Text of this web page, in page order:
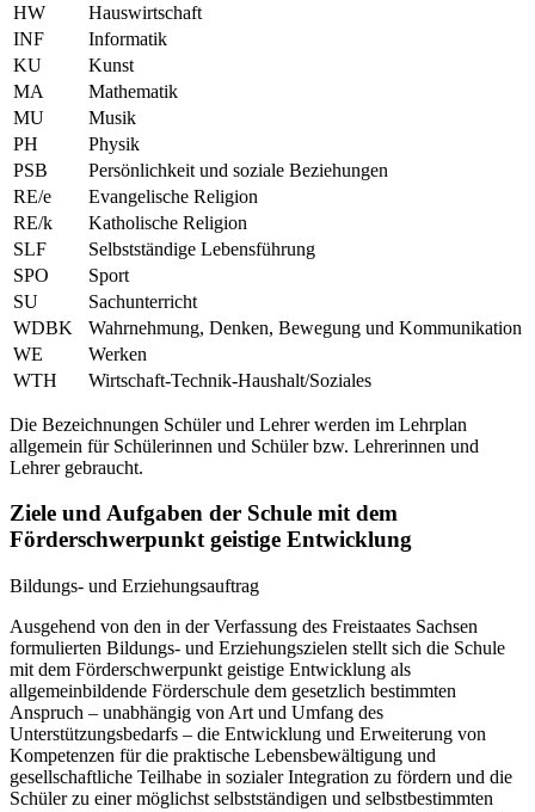
HW
Hauswirtschaft
INF
Informatik
KU
Kunst
MA
Mathematik
MU
Musik
PH
Physik
PSB
Persönlichkeit und soziale Beziehungen
RE/e
Evangelische Religion
RE/k
Katholische Religion
SLF
Selbstständige Lebensführung
SPO
Sport
SU
Sachunterricht
WDBK
Wahrnehmung, Denken, Bewegung und Kommunikation
WE
Werken
WTH
Wirtschaft-Technik-Haushalt/Soziales
Die Bezeichnungen Schüler und Lehrer werden im Lehrplan
allgemein für Schülerinnen und Schüler bzw. Lehrerinnen und
Lehrer gebraucht.
Ziele und Aufgaben der Schule mit dem
Förderschwerpunkt geistige Entwicklung
Bildungs- und Erziehungsauftrag
Ausgehend von den in der Verfassung des Freistaates Sachsen
formulierten Bildungs- und Erziehungszielen stellt sich die Schule
mit dem Förderschwerpunkt geistige Entwicklung als
allgemeinbildende Förderschule dem gesetzlich bestimmten
Anspruch – unabhängig von Art und Umfang des
Unterstützungsbedarfs – die Entwicklung und Erweiterung von
Kompetenzen für die praktische Lebensbewältigung und
gesellschaftliche Teilhabe in sozialer Integration zu fördern und die
Schüler zu einer möglichst selbstständigen und selbstbestimmten